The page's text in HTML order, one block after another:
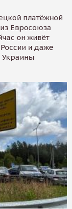
платёжной
Евросоюза
он живёт
и даже
Украины